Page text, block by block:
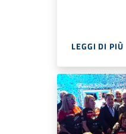
LEGGI DI PIÙ